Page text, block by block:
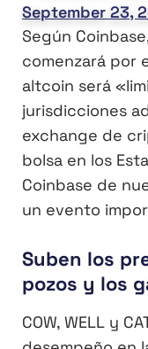
September 23,
Según
comenzará por
altcoin será
jurisdicciones
exchange de
bolsa en los
Coinbase de
un evento
Suben los
pozos y los
COW, WELL y